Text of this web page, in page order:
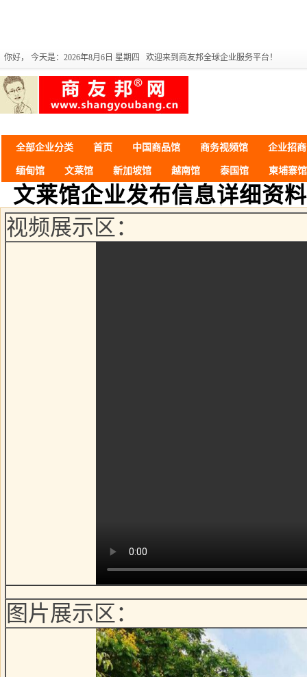
你好， 今天是：2026年8月6日 星期四 欢迎来到商友邦全球企业服务平台！
全部企业分类 首页 中国商品馆 商务视频馆 企业招
缅甸馆 文莱馆 新加坡馆 越南馆 泰国馆 柬埔寨馆
文莱馆企业发布信息详细资料
视频展示区：
图片展示区：